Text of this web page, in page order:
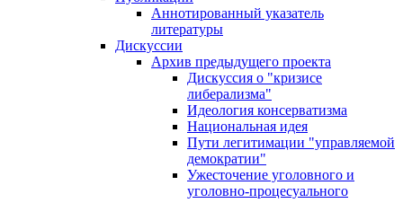
Аннотированный указатель
литературы
Дискуссии
Архив предыдущего проекта
Дискуссия о "кризисе
либерализма"
Идеология консерватизма
Национальная идея
Пути легитимации "управляемой
демократии"
Ужесточение уголовного и
уголовно-процесуального